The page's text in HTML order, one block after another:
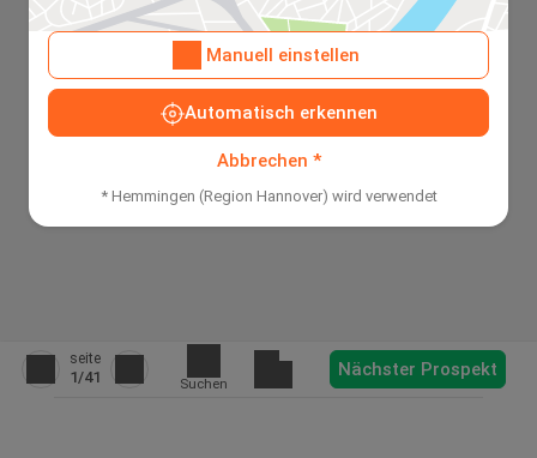
Manuell einstellen
Automatisch erkennen
Abbrechen *
* Hemmingen (Region Hannover) wird verwendet
seite
1/41 Suchen
Nächster Prospekt